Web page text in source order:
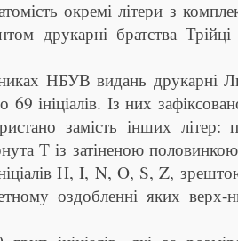
окремі літери з
друкарні братства
НБУВ видань друкарні
69 ініціалів. Із них
замість інших
T із затіненою
H, I, N, O, S, Z,
оздобленні яких верх-